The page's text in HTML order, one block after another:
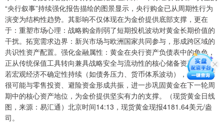
“央行叙事”持续强化报告描绘的图景显示，央行购金已从周期性行为
演变为结构性趋势。其影响不仅体现在为金价提供底部支撑，更在
于：重塑市场心理：战略购金削弱了短期投机波动对黄金长期价值的
干扰。拓宽需求边界：新兴市场与欧洲国家共同参与，形成跨区域的
共识性资产配置。强化金融属性：黄金在央行资产负债表中的角色，
正从传统保值工具转向兼具战略安全与流动性的核心储备资产。未来
若宏观经济不确定性持续（如债务压力、货币体系波动），央行需求
很可能与零售投资、避险资金形成共振，进一步巩固黄金在下一轮周
期中的核心资产地位，为金价提供坚实有力的支撑。（现货黄金日线
图，来源：易汇通）北京时间14:13，现货黄金现报4181.64美元/盎
司。